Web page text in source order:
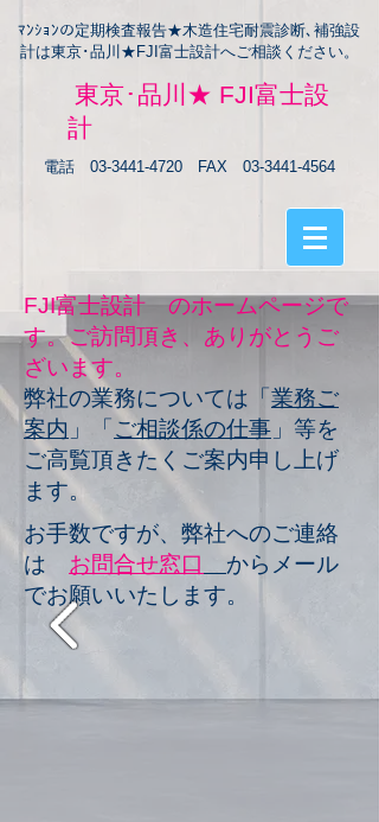
ﾏﾝｼｮﾝの定期検査報告★木造住宅耐震診断､補強設
計は東京･品川★FJI富士設計へご相談ください。
東京･品川★ FJI富士設
計
電話 03-3441-4720 FAX 03-3441-4564
FJI富士設計 のホームページで
す。ご訪問頂き、ありがとうご
ざいます。
弊社の業務については「 業務ご
案内 」「 ご相談係の仕事 」等を
ご高覧頂きたくご案内申し上げ
ます。​
お手数ですが、弊社へのご連絡
は お問合せ窓口
からメール
でお願いいたします。